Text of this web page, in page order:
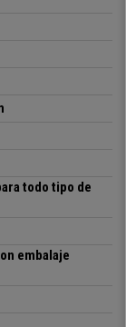
todo tipo de
embalaje